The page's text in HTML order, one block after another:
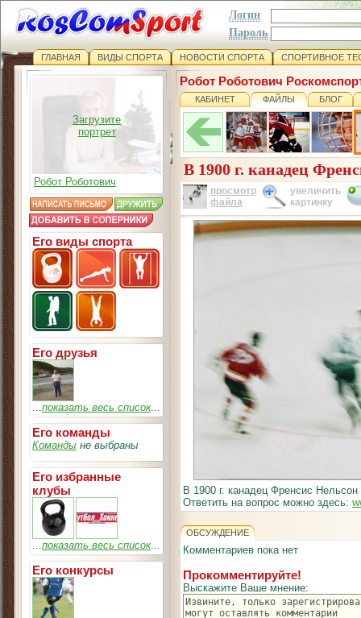
Логин
Пароль
ГЛАВНАЯ ВИДЫ СПОРТА НОВОСТИ СПОРТА СПОРТИВНОЕ
Загрузите
портрет
Робот Роботович
Его виды спорта
Его друзья
...показать весь список...
Его команды
Команды не выбраны
Его избранные
клубы
...показать весь список...
Его конкурсы
Робот Роботович
КАБИНЕТ ФАЙЛЫ БЛОГ
В 1900 г. канадец
просмотр
файла
увеличить
картинку
В 1900 г. канадец Френсис
Ответить на вопрос можно здесь:
ОБСУЖДЕНИЕ
Комментариев пока нет
Прокомментируйте!
Выскажите Ваше мнение: